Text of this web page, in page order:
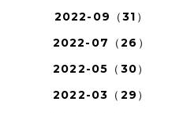
2022-09（31）
2022-07（26）
2022-05（30）
2022-03（29）